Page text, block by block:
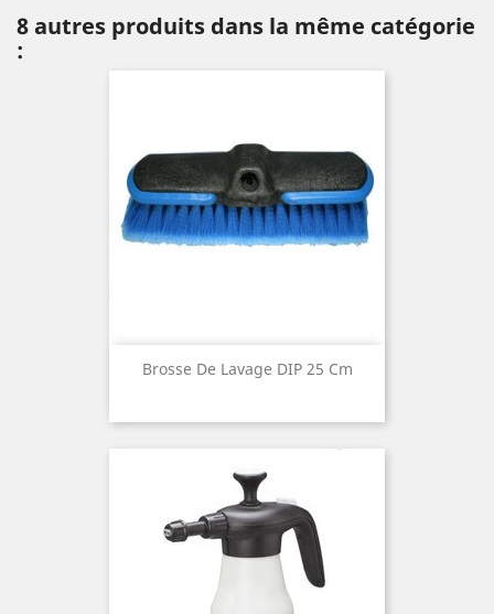
8 autres produits dans la même catégorie
:
Brosse De Lavage DIP 25 Cm